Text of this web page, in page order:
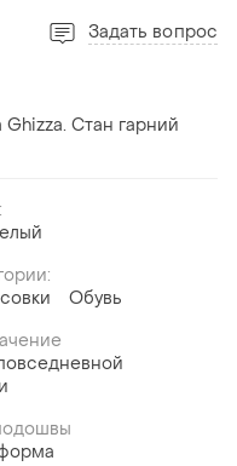
Задать вопрос
Ghizza. Стан гарний
Обувь